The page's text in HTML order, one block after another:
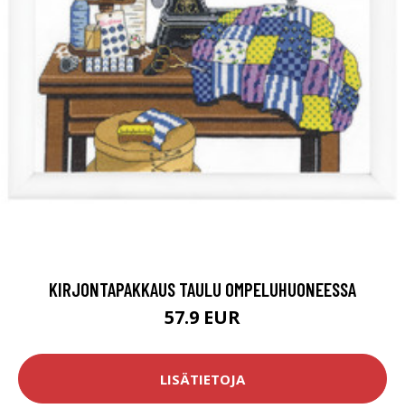
KIRJONTAPAKKAUS TAULU OMPELUHUONEESSA
57.9 EUR
LISÄTIETOJA